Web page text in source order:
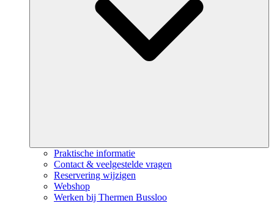
Praktische informatie
Contact & veelgestelde vragen
Reservering wijzigen
Webshop
Werken bij Thermen Bussloo